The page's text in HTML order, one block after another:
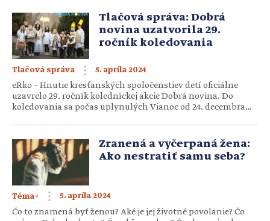
Tlačová správa: Dobrá
novina uzatvorila 29.
ročník koledovania
Tlačová správa 5. apríla 2024
eRko – Hnutie kresťanských spoločenstiev detí oficiálne
uzavrelo 29. ročník koledníckej akcie Dobrá novina. Do
koledovania sa počas uplynulých Vianoc od 24. decembra
955 skupinách navštívili 47 332 rodín v 1 061 obciach a
mestách po celom Slovensku. Konečný výsledok vianočnej
zbierky predstavuje […]Zranená a vyčerpaná žena:
Ako nestratiť samu seba?
Téma+ 5. apríla 2024
Čo to znamená byť ženou? Aké je jej životné povolanie? Čo